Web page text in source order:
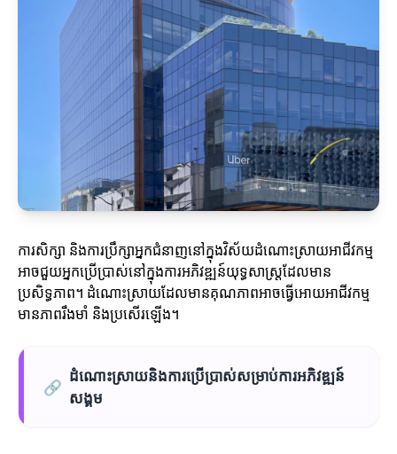
ការសិក្សា និងការប្រឹក្សាអ្នកជំនាញនៅក្នុងវិស័យដំណោះស្រាយអាជីវកម្ម
អាចជួយអ្នកប្រើប្រាស់នៅក្នុងការអភិវឌ្ឍន៍យុទ្ធសាស្ត្រដែលមាន
ប្រសិទ្ធភាព។ ដំណោះស្រាយដែលមានគុណភាពអាចធ្វើអោយអាជីវកម្ម
មានភាពរឹងមាំ និងប្រសើរឡើង។
🔗
ដំណោះស្រាយនិងការប្រើប្រាស់សម្រាប់ការអភិវឌ្ឍន៍
សង្គម